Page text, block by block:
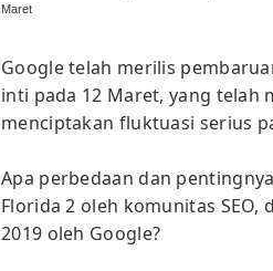
Maret
Google telah merilis
inti pada 12 Maret, yang telah
menciptakan fluktuasi serius
Apa perbedaan dan
Florida 2 oleh komunitas
2019 oleh Google?